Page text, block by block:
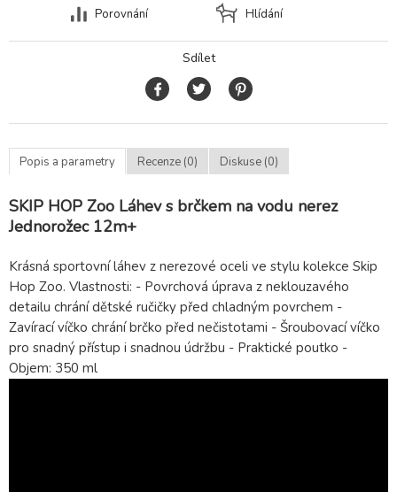
Porovnání
Hlídání
Sdílet
Popis a parametry Recenze (0) Diskuse (0)
SKIP HOP Zoo Láhev s brčkem na vodu nerez
Jednorožec 12m+
Krásná sportovní láhev z nerezové oceli ve stylu kolekce Skip
Hop Zoo. Vlastnosti: - Povrchová úprava z neklouzavého
detailu chrání dětské ručičky před chladným povrchem -
Zavírací víčko chrání brčko před nečistotami - Šroubovací víčko
pro snadný přístup i snadnou údržbu - Praktické poutko -
Objem: 350 ml